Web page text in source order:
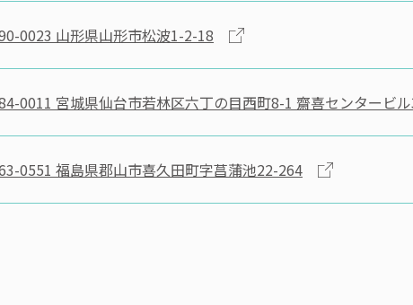
0023 山形県山形市松波1-2-18
0011 宮城県仙台市若林区六丁の目西町8-1 齋喜センタービ
0551 福島県郡山市喜久田町字菖蒲池22-264